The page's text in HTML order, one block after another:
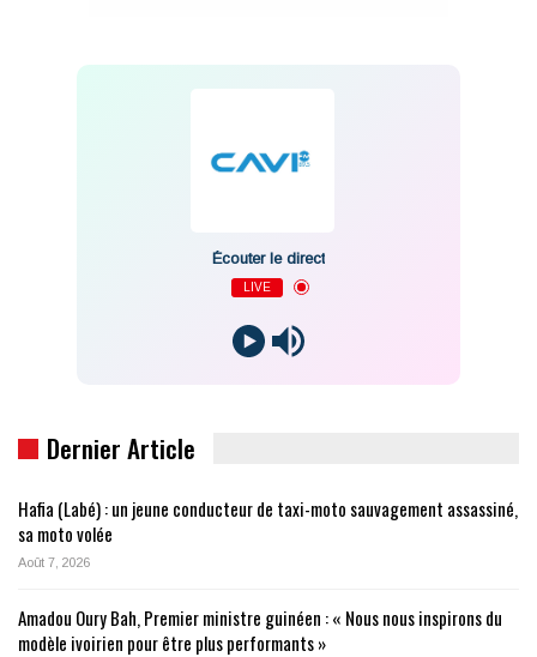
Écouter le direct
LIVE
Dernier Article
Hafia (Labé) : un jeune conducteur de taxi-moto sauvagement assassiné,
sa moto volée
Août 7, 2026
Amadou Oury Bah, Premier ministre guinéen : « Nous nous inspirons du
modèle ivoirien pour être plus performants »